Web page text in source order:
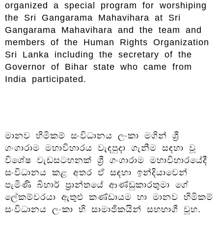
organized a special program for worshiping
the Sri Gangarama Mahavihara at Sri
Gangarama Mahavihara and the team and
members of the Human Rights Organization
Sri Lanka including the secretary of the
Governor of Bihar state who came from
India participated.
මානව හිමිකම් සංවිධානය ලංකා මගින් ශ්‍රී
ගංගාරාම මහාවිහාරය වැඳපුදා ගැනීම සඳහා වූ
විශේෂ වැඩසටහනක් ශ්‍රී ගංගාරාම මහාවිහාරයේදී
සංවිධානය කළ අතර ඒ සඳහා ඉන්දියාවෙන්
පැමිණි බිහාර් ප්‍රාන්තයේ ආණ්ඩුකාරතුමා ගේ
ලේකම්වරයා ඇතුළු කණ්ඩායම හා මානව හිමිකම්
සංවිධානය ලංකා හි සාමාජිකයින් සහභාගී වූහ.